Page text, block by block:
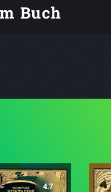
Buch
4.7